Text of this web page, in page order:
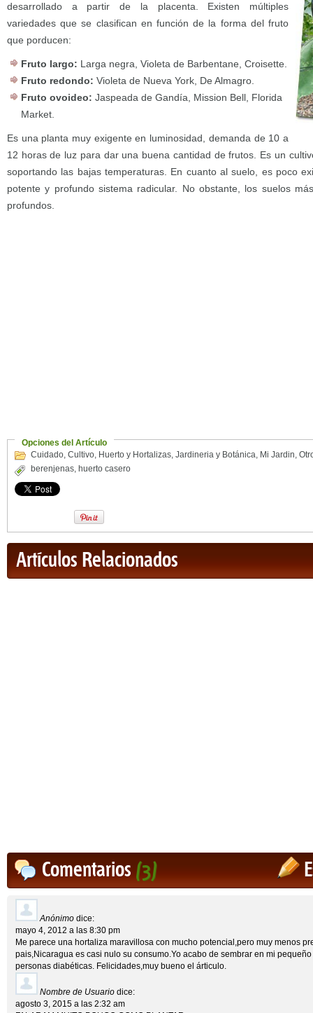
desarrollado a partir de la placenta. Existen múltiples
variedades que se clasifican en función de la forma del fruto
que porducen:
Fruto largo: Larga negra, Violeta de Barbentane, Croisette.
Fruto redondo: Violeta de Nueva York, De Almagro.
Fruto ovoideo: Jaspeada de Gandía, Mission Bell, Florida
Market.
Es una planta muy exigente en luminosidad, demanda de 10 a
12 horas de luz para dar una buena cantidad de frutos. Es un
soportando las bajas temperaturas. En cuanto al suelo, es poco
potente y profundo sistema radicular. No obstante, los suelos
profundos.
Opciones del Artículo
Cuidado, Cultivo, Huerto y Hortalizas, Jardineria y Botánica, Mi Jardin,
berenjenas, huerto casero
Artículos Relacionados
Comentarios(3)
Anónimo dice:
mayo 4, 2012 a las 8:30 pm
Me parece una hortaliza maravillosa con mucho potencial,pero muy menos
pais,Nicaragua es casi nulo su consumo.Yo acabo de sembrar en mi
personas diabéticas. Felicidades,muy bueno el árticulo.
Nombre de Usuario dice:
agosto 3, 2015 a las 2:32 am